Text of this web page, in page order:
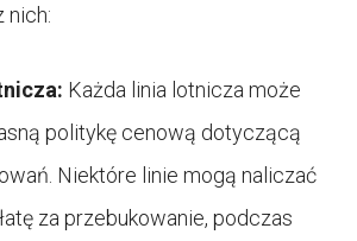
nich:
Każda linia lotnicza może
politykę cenową dotyczącą
Niektóre linie mogą naliczać
za przebukowanie, podczas